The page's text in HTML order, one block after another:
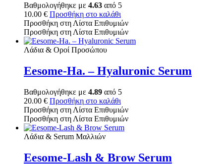
Βαθμολογήθηκε με 4.63 από 5
10.00 € Προσθήκη στο καλάθι
Προσθήκη στη Λίστα Επιθυμιών
Προσθήκη στη Λίστα Επιθυμιών
Λάδια & Οροί Προσώπου
Eesome-Ha. – Hyaluronic Serum
Βαθμολογήθηκε με 4.89 από 5
20.00 € Προσθήκη στο καλάθι
Προσθήκη στη Λίστα Επιθυμιών
Προσθήκη στη Λίστα Επιθυμιών
Λάδια & Serum Μαλλιών
Eesome-Lash & Brow Serum